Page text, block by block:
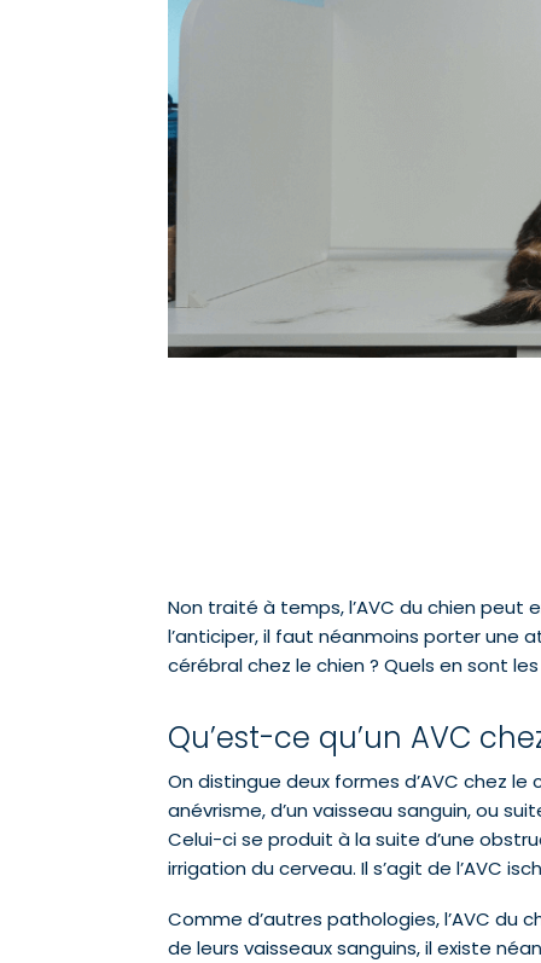
Non traité à temps, l’AVC du chien peut
l’anticiper, il faut néanmoins porter une
cérébral chez le chien ? Quels en sont
Qu’est-ce qu’un AVC
On distingue deux formes d’AVC chez
anévrisme, d’un vaisseau sanguin, ou
Celui-ci se produit à la suite d’une
irrigation du cerveau. Il s’agit de l’AVC
Comme d’autres pathologies, l’AVC du
de leurs vaisseaux sanguins, il existe